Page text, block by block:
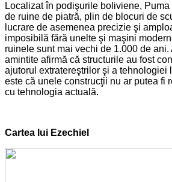
Localizat în podişurile boliviene,
de ruine de piatră, plin de blocuri de
lucrare de asemenea precizie şi
imposibilă fără unelte şi maşini
ruinele sunt mai vechi de 1.000 de ani.
amintite afirmă că structurile au fost
ajutorul extratereştrilor şi a tehnologiei
este că unele construcţii nu ar putea fi
cu tehnologia actuală.
Cartea lui Ezechiel